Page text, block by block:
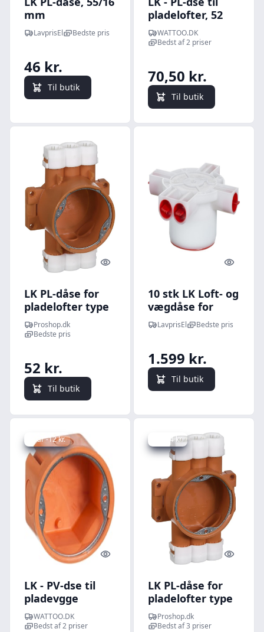
mm
LavprisEl Bedste pris
46 kr.
Til butik
pladelofter, 52
mm hj (PL 52/20)
WATTOO.DK
Bedst af 2 priser
70,50 kr.
Til butik
Quick look
LK PL-dåse for
pladelofter type
PL 55/16 mm
vindtæt, orange
Proshop.dk
Bedste pris
52 kr.
Til butik
Quick
10 stk LK Loft- og
vægdåse for
indstøbning,
Vandrette tude,
LavprisEl Bedste pris
1.599 kr.
Til butik
Spar -12 kr.
Quick look
LK - PV-dse til
pladevgge
WATTOO.DK
Bedst af 2 priser
Spar 4 kr.
Quick
LK PL-dåse for
pladelofter type
PL 35/16 mm
vindtæt, orange
Proshop.dk
Bedst af 3 priser